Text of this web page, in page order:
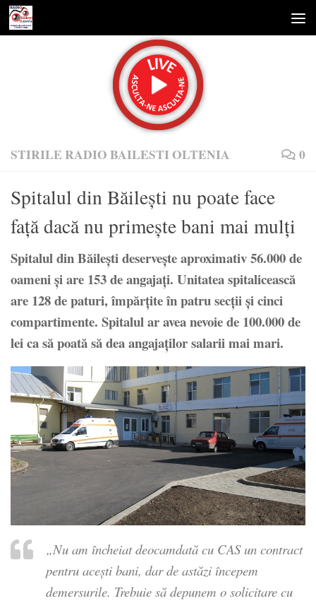
Skip to content
STIRILE RADIO BAILESTI OLTENIA 0
Spitalul din Băilești nu poate face
față dacă nu primește bani mai mulți
Spitalul din Băilești deservește aproximativ 56.000 de
oameni și are 153 de angajați. Unitatea spitalicească
are 128 de paturi, împărțite în patru secții și cinci
compartimente. Spitalul ar avea nevoie de 100.000 de
lei ca să poată să dea angajaților salarii mai mari.
„Nu am încheiat deocamdată cu CAS un contract
pentru acești bani, dar de astăzi începem
demersurile. Trebuie să depunem o solicitare cu